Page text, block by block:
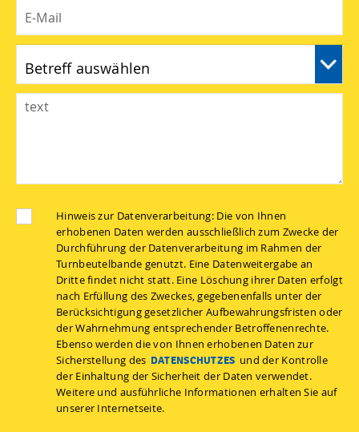
Hinweis zur Datenverarbeitung: Die von Ihnen
erhobenen Daten werden ausschließlich zum Zwecke der
Durchführung der Datenverarbeitung im Rahmen der
Turnbeutelbande genutzt. Eine Datenweitergabe an
Dritte findet nicht statt. Eine Löschung ihrer Daten erfolgt
nach Erfüllung des Zweckes, gegebenenfalls unter der
Berücksichtigung gesetzlicher Aufbewahrungsfristen oder
der Wahrnehmung entsprechender Betroffenenrechte.
Ebenso werden die von Ihnen erhobenen Daten zur
Sicherstellung des DATENSCHUTZES und der Kontrolle
der Einhaltung der Sicherheit der Daten verwendet.
Weitere und ausführliche Informationen erhalten Sie auf
unserer Internetseite.